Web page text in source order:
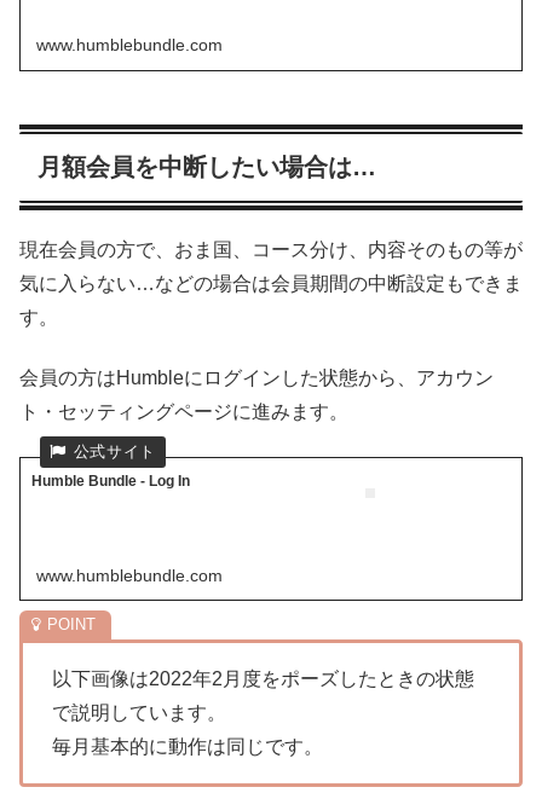
www.humblebundle.com
月額会員を中断したい場合は…
現在会員の方で、おま国、コース分け、内容そのもの等が
気に入らない…などの場合は会員期間の中断設定もできま
す。
会員の方はHumbleにログインした状態から、アカウン
ト・セッティングページに進みます。
Humble Bundle - Log In
www.humblebundle.com
以下画像は2022年2月度をポーズしたときの状態
で説明しています。
毎月基本的に動作は同じです。